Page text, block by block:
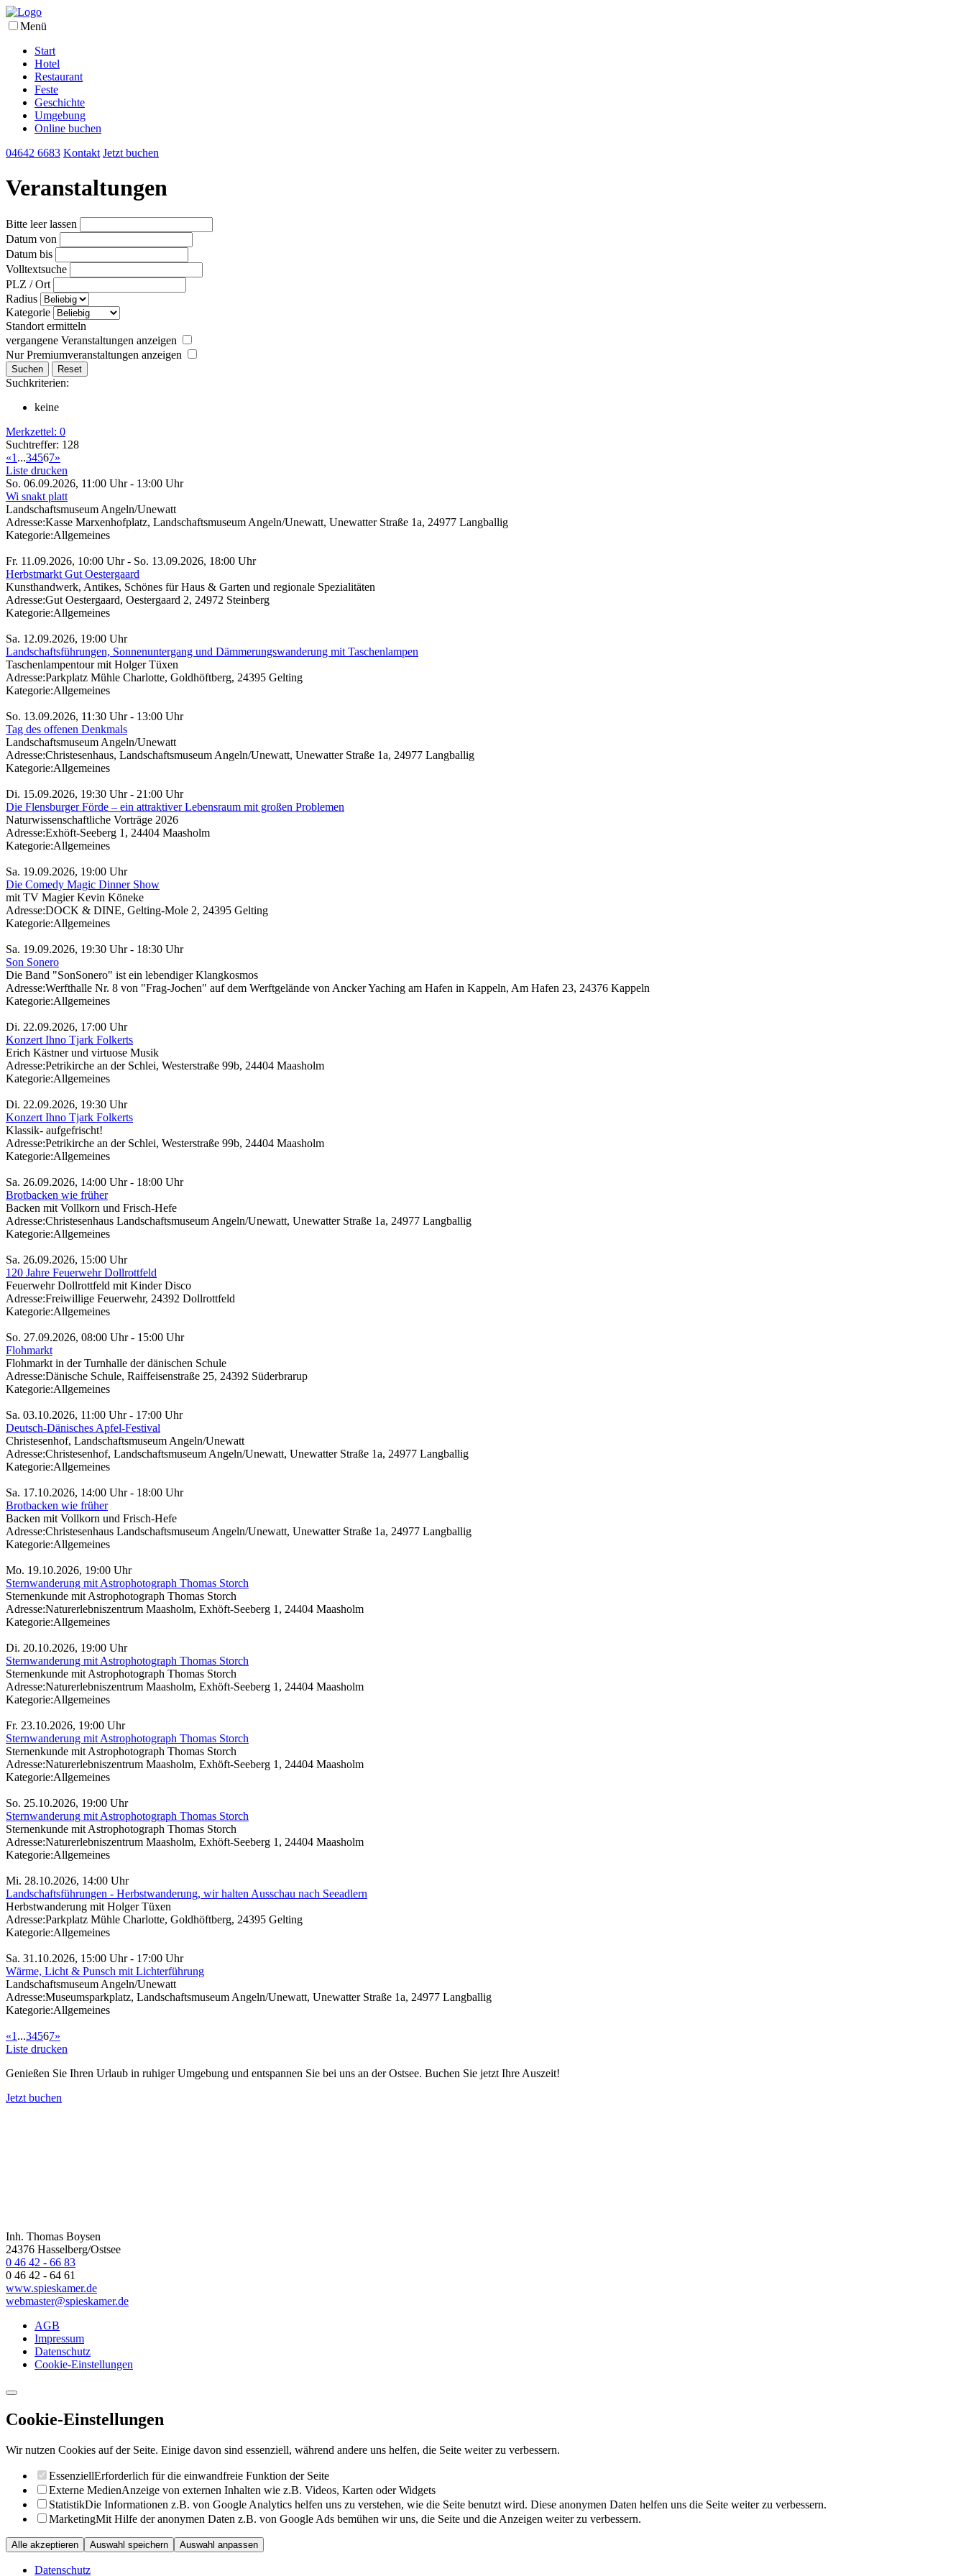
Menü
Start
Hotel
Restaurant
Feste
Geschichte
Umgebung
Online buchen
04642 6683 Kontakt Jetzt buchen
Veranstaltungen
Bitte leer lassen
Datum von
Datum bis
Volltextsuche
PLZ / Ort
Radius
Kategorie
Standort ermitteln
vergangene Veranstaltungen anzeigen
Nur Premiumveranstaltungen anzeigen
Suchkriterien:
keine
Merkzettel: 0
Suchtreffer: 128
«1 ...34567»
Liste drucken
So. 06.09.2026, 11:00 Uhr - 13:00 Uhr
Wi snakt platt
Landschaftsmuseum Angeln/Unewatt
Adresse:Kasse Marxenhofplatz, Landschaftsmuseum Angeln/Unewatt, Unewatter Straße 1a, 24977 Langballig
Kategorie:Allgemeines
Fr. 11.09.2026, 10:00 Uhr - So. 13.09.2026, 18:00 Uhr
Herbstmarkt Gut Oestergaard
Kunsthandwerk, Antikes, Schönes für Haus & Garten und regionale Spezialitäten
Adresse:Gut Oestergaard, Oestergaard 2, 24972 Steinberg
Kategorie:Allgemeines
Sa. 12.09.2026, 19:00 Uhr
Landschaftsführungen, Sonnenuntergang und Dämmerungswanderung mit Taschenlampen
Taschenlampentour mit Holger Tüxen
Adresse:Parkplatz Mühle Charlotte, Goldhöftberg, 24395 Gelting
Kategorie:Allgemeines
So. 13.09.2026, 11:30 Uhr - 13:00 Uhr
Tag des offenen Denkmals
Landschaftsmuseum Angeln/Unewatt
Adresse:Christesenhaus, Landschaftsmuseum Angeln/Unewatt, Unewatter Straße 1a, 24977 Langballig
Kategorie:Allgemeines
Di. 15.09.2026, 19:30 Uhr - 21:00 Uhr
Die Flensburger Förde – ein attraktiver Lebensraum mit großen Problemen
Naturwissenschaftliche Vorträge 2026
Adresse:Exhöft-Seeberg 1, 24404 Maasholm
Kategorie:Allgemeines
Sa. 19.09.2026, 19:00 Uhr
Die Comedy Magic Dinner Show
mit TV Magier Kevin Köneke
Adresse:DOCK & DINE, Gelting-Mole 2, 24395 Gelting
Kategorie:Allgemeines
Sa. 19.09.2026, 19:30 Uhr - 18:30 Uhr
Son Sonero
Die Band "SonSonero" ist ein lebendiger Klangkosmos
Adresse:Werfthalle Nr. 8 von "Frag-Jochen" auf dem Werftgelände von Ancker Yaching am Hafen in Kappeln, Am Hafen 23, 24376 Kappeln
Kategorie:Allgemeines
Di. 22.09.2026, 17:00 Uhr
Konzert Ihno Tjark Folkerts
Erich Kästner und virtuose Musik
Adresse:Petrikirche an der Schlei, Westerstraße 99b, 24404 Maasholm
Kategorie:Allgemeines
Di. 22.09.2026, 19:30 Uhr
Konzert Ihno Tjark Folkerts
Klassik- aufgefrischt!
Adresse:Petrikirche an der Schlei, Westerstraße 99b, 24404 Maasholm
Kategorie:Allgemeines
Sa. 26.09.2026, 14:00 Uhr - 18:00 Uhr
Brotbacken wie früher
Backen mit Vollkorn und Frisch-Hefe
Adresse:Christesenhaus Landschaftsmuseum Angeln/Unewatt, Unewatter Straße 1a, 24977 Langballig
Kategorie:Allgemeines
Sa. 26.09.2026, 15:00 Uhr
120 Jahre Feuerwehr Dollrottfeld
Feuerwehr Dollrottfeld mit Kinder Disco
Adresse:Freiwillige Feuerwehr, 24392 Dollrottfeld
Kategorie:Allgemeines
So. 27.09.2026, 08:00 Uhr - 15:00 Uhr
Flohmarkt
Flohmarkt in der Turnhalle der dänischen Schule
Adresse:Dänische Schule, Raiffeisenstraße 25, 24392 Süderbrarup
Kategorie:Allgemeines
Sa. 03.10.2026, 11:00 Uhr - 17:00 Uhr
Deutsch-Dänisches Apfel-Festival
Christesenhof, Landschaftsmuseum Angeln/Unewatt
Adresse:Christesenhof, Landschaftsmuseum Angeln/Unewatt, Unewatter Straße 1a, 24977 Langballig
Kategorie:Allgemeines
Sa. 17.10.2026, 14:00 Uhr - 18:00 Uhr
Brotbacken wie früher
Backen mit Vollkorn und Frisch-Hefe
Adresse:Christesenhaus Landschaftsmuseum Angeln/Unewatt, Unewatter Straße 1a, 24977 Langballig
Kategorie:Allgemeines
Mo. 19.10.2026, 19:00 Uhr
Sternwanderung mit Astrophotograph Thomas Storch
Sternenkunde mit Astrophotograph Thomas Storch
Adresse:Naturerlebniszentrum Maasholm, Exhöft-Seeberg 1, 24404 Maasholm
Kategorie:Allgemeines
Di. 20.10.2026, 19:00 Uhr
Sternwanderung mit Astrophotograph Thomas Storch
Sternenkunde mit Astrophotograph Thomas Storch
Adresse:Naturerlebniszentrum Maasholm, Exhöft-Seeberg 1, 24404 Maasholm
Kategorie:Allgemeines
Fr. 23.10.2026, 19:00 Uhr
Sternwanderung mit Astrophotograph Thomas Storch
Sternenkunde mit Astrophotograph Thomas Storch
Adresse:Naturerlebniszentrum Maasholm, Exhöft-Seeberg 1, 24404 Maasholm
Kategorie:Allgemeines
So. 25.10.2026, 19:00 Uhr
Sternwanderung mit Astrophotograph Thomas Storch
Sternenkunde mit Astrophotograph Thomas Storch
Adresse:Naturerlebniszentrum Maasholm, Exhöft-Seeberg 1, 24404 Maasholm
Kategorie:Allgemeines
Mi. 28.10.2026, 14:00 Uhr
Landschaftsführungen - Herbstwanderung, wir halten Ausschau nach Seeadlern
Herbstwanderung mit Holger Tüxen
Adresse:Parkplatz Mühle Charlotte, Goldhöftberg, 24395 Gelting
Kategorie:Allgemeines
Sa. 31.10.2026, 15:00 Uhr - 17:00 Uhr
Wärme, Licht & Punsch mit Lichterführung
Landschaftsmuseum Angeln/Unewatt
Adresse:Museumsparkplatz, Landschaftsmuseum Angeln/Unewatt, Unewatter Straße 1a, 24977 Langballig
Kategorie:Allgemeines
«1 ...34567»
Liste drucken
Genießen Sie Ihren Urlaub in ruhiger Umgebung und entspannen Sie bei uns an der Ostsee. Buchen Sie jetzt Ihre Auszeit!
Jetzt buchen
Inh. Thomas Boysen
24376 Hasselberg/Ostsee
0 46 42 - 66 83
0 46 42 - 64 61
www.spieskamer.de
webmaster@spieskamer.de
AGB
Impressum
Datenschutz
Cookie-Einstellungen
Cookie-Einstellungen
Wir nutzen Cookies auf der Seite. Einige davon sind essenziell, während andere uns helfen, die Seite weiter zu verbessern.
EssenziellErforderlich für die einwandfreie Funktion der Seite
Externe MedienAnzeige von externen Inhalten wie z.B. Videos, Karten oder Widgets
StatistikDie Informationen z.B. von Google Analytics helfen uns zu verstehen, wie die Seite benutzt wird. Diese anonymen Daten helfen uns die Seite weiter zu verbessern.
MarketingMit Hilfe der anonymen Daten z.B. von Google Ads bemühen wir uns, die Seite und die Anzeigen weiter zu verbessern.
Alle akzeptieren Auswahl speichern Auswahl anpassen
Datenschutz